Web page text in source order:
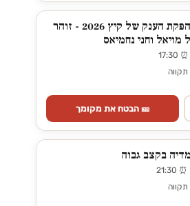
בת הים הקטנה - הפקת הענק של קיץ 2026 - זוהר
וחני נחמיאס
🎫 הבטח את מקומך
בקצב גבוה